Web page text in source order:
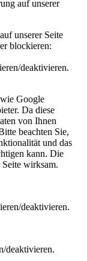
auf unserer
unserer Seite
blockieren:
deaktivieren.
Google
Da diese
von Ihnen
beachten Sie,
und das
kann. Die
wirksam.
deaktivieren.
deaktivieren.